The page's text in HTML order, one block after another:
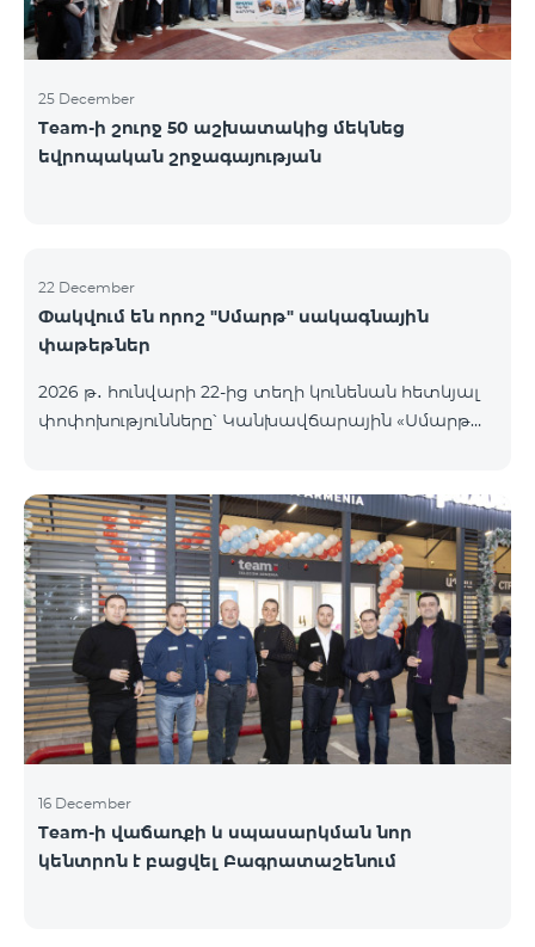
25 December
Team-ի շուրջ 50 աշխատակից մեկնեց
եվրոպական շրջագայության
22 December
Փակվում են որոշ "Սմարթ" սակագնային
փաթեթներ
2026 թ․ հունվարի 22-ից տեղի կունենան հետևյալ
փոփոխությունները՝ Կանխավճարային «Սմարթ
կտեղափոխվեն «BeFree 5000 unlimit»
սակագնային փաթեթին, որի շրջանակներում
կստանան անսահմանափակ ինտերնետ, 2000
րոպե դեպի ՀՀ բոլոր ցանցեր, ԱՄՆ, Կանադա, ՌԴ
Beeline և Tele2 ցանցեր, 500 SMS, 200 ՄԲ
ռոումինգում, 60 TV ալիք։ «BeFree 5000 unlimit»
սակագնային փաթեթի ամսավճարը կազմում է
5000 դրամ։ Կանխավճարային «Սմարթ 7500»
սակագնային փաթեթը կդադարի գ
16 December
Team-ի վաճառքի և սպասարկման նոր
կենտրոն է բացվել Բագրատաշենում